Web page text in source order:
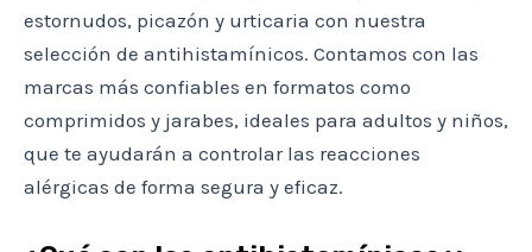
estornudos, picazón y urticaria con nuestra
selección de antihistamínicos. Contamos con las
marcas más confiables en formatos como
comprimidos y jarabes, ideales para adultos y niños,
que te ayudarán a controlar las reacciones
alérgicas de forma segura y eficaz.